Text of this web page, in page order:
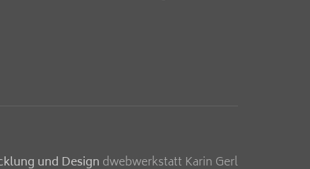
und Design dwebwerkstatt Karin Gerl